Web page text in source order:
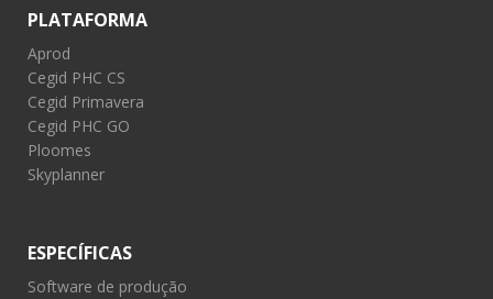
PLATAFORMA
Aprod
Cegid PHC CS
Cegid Primavera
Cegid PHC GO
Ploomes
Skyplanner
ESPECÍFICAS
Software de produção